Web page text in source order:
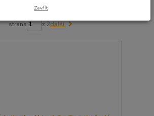
Zobrazuji 1-72 z 110
strana z 2další
Zavřít